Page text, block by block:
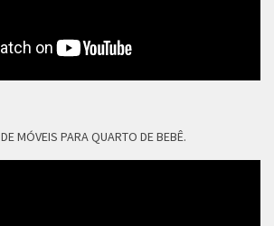
MÓVEIS PARA QUARTO DE BEBÊ.